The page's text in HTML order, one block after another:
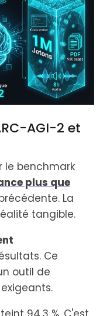
AGI-2 et
le benchmark
plus que
La
tangible.
Ce
outil de